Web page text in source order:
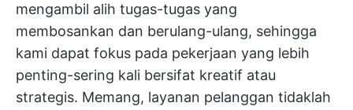
mengambil alih tugas-tugas yang
membosankan dan berulang-ulang, sehingga
kami dapat fokus pada pekerjaan yang lebih
penting-sering kali bersifat kreatif atau
strategis. Memang, layanan pelanggan tidaklah